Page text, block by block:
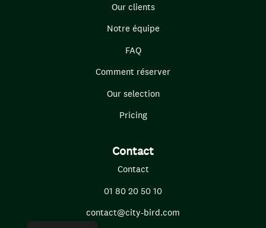
Our clients
Notre équipe
FAQ
Comment réserver
Our selection
Pricing
Contact
Contact
01 80 20 50 10
contact@city-bird.com